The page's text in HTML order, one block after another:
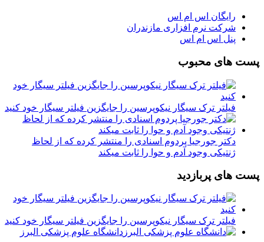
رایگان اس ام اس
شرکت نرم افزاری مازندران
پنل اس ام اس
پست های محبوب
فیلتر ترک سیگار نیکوپرسین را جایگزین فیلتر سیگار خود کنید
دکتر جورجیا پردوم اسنادی را منتشر کرده که از لحاظ
ژنتیکی وجود آدم و حوا را ثابت میکند
پست های پربازدید
فیلتر ترک سیگار نیکوپرسین را جایگزین فیلتر سیگار خود کنید
دانشگاه علوم پزشکی البرز